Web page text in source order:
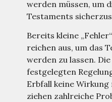
werden müssen, um
Testaments
Bereits kleine
reichen aus, um das
werden zu lassen.
festgelegten
Erbfall keine
ziehen zahlreiche